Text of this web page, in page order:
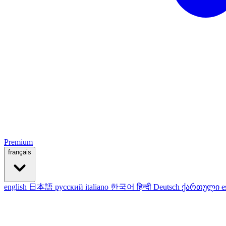
Premium
français
english 日本語 русский italiano 한국어हिन्दी Deutsch ქართული